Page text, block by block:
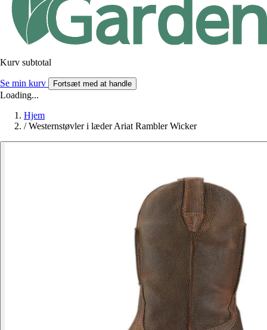
Kurv subtotal
Se min kurv Fortsæt med at handle
Loading...
Hjem
/ Westernstøvler i læder Ariat Rambler Wicker